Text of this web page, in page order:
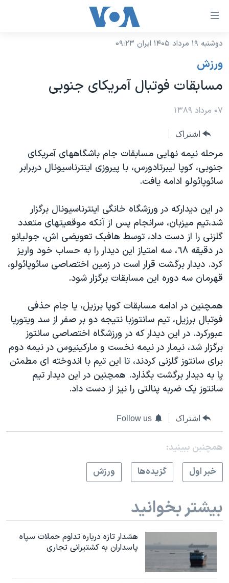
لینکهای
دسترسی
جهش
محتوای
جهش
اصلی
جهش
به
نسخه سبک وب‌سایت
موضوع ها
ایران
آمریکا
ورزشی
گزیده‌ها
ویدیوها
فرهنگ و زندگی
حقوق شهروندی
اقتصادی
اسرائیل در جنگ
گالری عکس
آرشیو پخش زنده
برنامه های تلویزیونی
جدول برنامه ها
صفحه‌های ویژه
جام جهانی ۲۰۲۶
عملیات خشم حماسی
بایگانی برنامه‌های تلویزیونی
مستندها
انتخابات ریاست جمهوری آمریکا ۲۰۲۴
حمله جمهوری اسلامی به اسرائیل
ورزش زنان در ایران
اعتراضات زن، زندگی، آزادی
مجموعه مستندهای دادخواهی
تریبونال مردمی آبان ۹۸
دادگاه حمید نوری
قانون شفافیت دارائی کادر رهبری ایران
اسرائیل در جنگ
نرگس محمدی برنده جایزه نوبل صلح
صفحه‌های ویژه
سفر پرزیدنت ترامپ به چین
فرکانس‌های صدای آمریکا
پخش رادیویی
یادگیری زبان انگلیسی
دنبال کنید
زبانهای مختلف
دوشنبه ۱۹ مرداد ۱۴۰۵ ایران ۰۹:۲۳
ورزش
مسابقات فوتبال آمریکای جنوبی
۰۷ مرداد ۱۳۸۹
اشتراک
مرحله نیمه نهایی مسابقات جام باشگاههای آمریکای
جنوبی، کوپا لیبرتادورس، با پیروزی اینترناسیونال دربرابر
سائوپائولو ادامه یافت.
در این دیدارکه در ورزشگاه خانگی اینترناسیونال برگزار
شد،تیم میزبان، سرانجام پس از آنکه موقعیتهای متعدد
گلزنی را از دست داد، توسط هافبک تعویضی اش، جولیانو
در دقیقه ٦٨، سه امتیاز این دیدار را به حساب خود واریز
کرد. دیدار برگشت قرار است در زمین اختصاصی سائوپائولو،
قهرمان سه دوره این مسابقات برگزار شود.
همچنین در ادامه مسابقات کوپا برزیل، یا جام حذفی
فوتبال برزیل، تیم سانتوزبا نتیجه دو بر صفر از سد ویتوریا
عبورکرد. در این دیدار که در ورزشگاه اختصاصی سانتوز
برگزار شد، نیمار در نیمه نخست و مارکینیوس در نیمه دوم
برای سانتوز گلزنی کردند، تا این تیم با اندوخته ای مطمئن
پا به دیدار برگشت بگذارد. همچنین در این دیدار تیم
سانتوز یک ضربه پنالتی را نیز از دست داد.
اشتراک Follow us
همچنبن ببینید:
خبر اول
گزيده‌ها ورزش
بیشتر بخوانید
هشدار تازه درباره تداوم حملات سپاه
پاسداران به کشتیرانی تجاری